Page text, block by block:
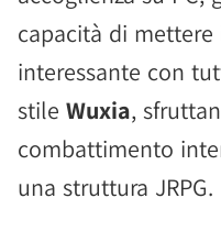
capacità di
interessante con
stile Wuxia,
combattimento
una struttura JRPG.